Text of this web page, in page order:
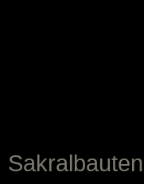
Sakralbauten